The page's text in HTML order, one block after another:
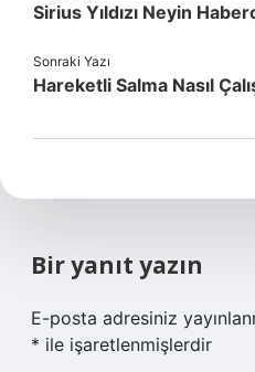
Sirius Yıldızı Neyin
Sonraki Yazı
Hareketli Salma Nasıl
Bir yanıt yazın
E-posta adresiniz
* ile işaretlenmişlerdir